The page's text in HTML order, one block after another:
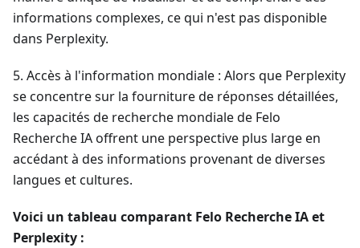
informations complexes, ce qui n'est pas disponible
dans Perplexity.
5. Accès à l'information mondiale : Alors que Perplexity
se concentre sur la fourniture de réponses détaillées,
les capacités de recherche mondiale de Felo
Recherche IA offrent une perspective plus large en
accédant à des informations provenant de diverses
langues et cultures.
Voici un tableau comparant Felo Recherche IA et
Perplexity :